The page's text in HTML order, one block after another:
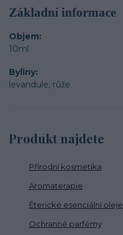
Základní informace
Objem
10ml
Byliny
levandule, růže
Produkt najdete
Přírodní kosmetika
Aromaterapie
Éterické esenciální oleje
Ochranné parfémy